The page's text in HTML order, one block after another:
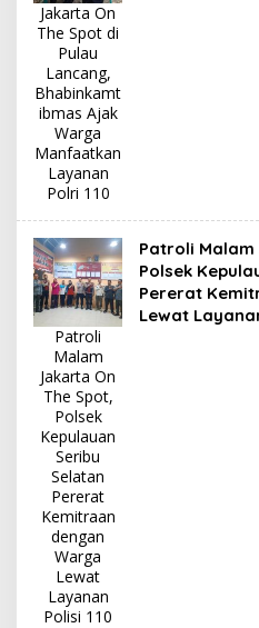
Jakarta On
The Spot di
Pulau
Lancang,
Bhabinkamt
ibmas Ajak
Warga
Manfaatkan
Layanan
Polri 110
Patroli
Malam
Jakarta On
The Spot,
Polsek
Kepulauan
Seribu
Selatan
Pererat
Kemitraan
dengan
Warga
Lewat
Layanan
Polisi 110
Patroli Malam
Polsek
Pererat
Lewat